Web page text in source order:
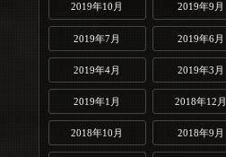
2019年10月 2019年9月
2019年7月 2019年6月
2019年4月 2019年3月
2019年1月 2018年12月
2018年10月 2018年9月